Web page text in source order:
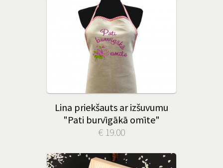
Lina priekšauts ar izšuvumu
"Pati burvīgākā omīte"
€ 19.00